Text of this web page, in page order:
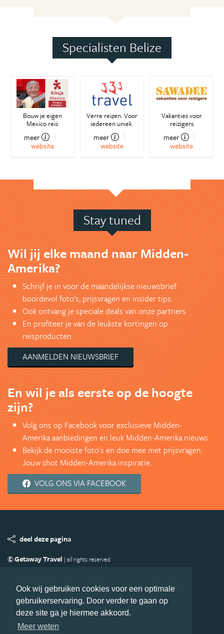
Ook wij gebruiken cookies voor een optimale
gebruikerservaring. Door verder te gaan op
deze site ga je hiermee akkoord.
Meer weten
Specialisten Belize
Bouw je eigen
Mexico reis
meer
website
Verre reizen. Voor
iedereen uniek.
meer
website
Vakanties voor
reizigers
meer
website
Stay tuned
Wil jij elke maand naar Midden-
Amerika?
Schrijf je in voor de maandelijkse nieuwsbrief
boordevol foto's, prijsvragen en insider tips.
Ook ontvang je speciale deals van onze partners.
En profiteer je van de leukste kortingen op
reisproducten.
AANMELDEN NIEUWSBRIEF
En wil je als eerste op de hoogte
zijn?
Volg ons op Facebook voor exclusieve Midden-
Amerika aanbiedingen en leuk Midden-Amerika nieuws.
Bekijk de mooiste foto's en doe mee met prijsvragen.
Jouw shot Midden-Amerika inspiratie.
VOLG ONS VIA FACEBOOK
deel deze pagina
© Getaway Travel | all rights reserved
Copyright
Privacy statement Disclaimer
Cookies
Volg MiddenAmerika.nl
Nieuwsbrief
Facebook